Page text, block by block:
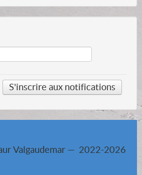
Valgaudemar — 2022-2026